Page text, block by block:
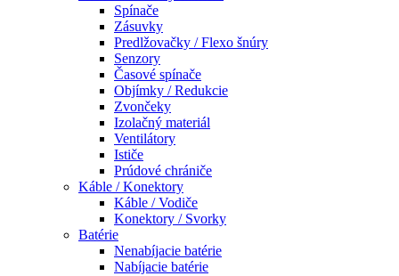
Spínače
Zásuvky
Predlžovačky / Flexo šnúry
Senzory
Časové spínače
Objímky / Redukcie
Zvončeky
Izolačný materiál
Ventilátory
Ističe
Prúdové chrániče
Káble / Konektory
Káble / Vodiče
Konektory / Svorky
Batérie
Nenabíjacie batérie
Nabíjacie batérie